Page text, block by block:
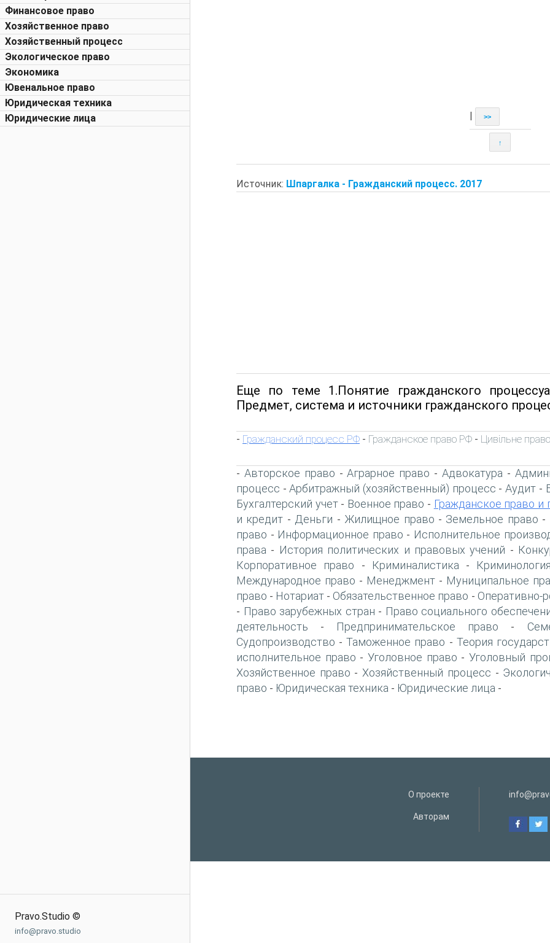
Финансовое право
Хозяйственное право
Хозяйственный процесс
Экологическое право
Экономика
Ювенальное право
Юридическая техника
Юридические лица
Pravo.Studio ©
info@pravo.studio
>>
↑
Источник: Шпаргалка - Гражданский процесс. 2017
Еще по теме 1.Понятие гражданского
Предмет, система и источники гражданского
- Гражданский процесс РФ - Гражданское право РФ - Цивільне
- Авторское право -Аграрное право - Адвокатура -
процесс -Арбитражный (хозяйственный) процесс -Аудит -
Бухгалтерский учет- Военное право - Гражданское право и
и кредит - Деньги - Жилищное право - Земельное право -
право - Информационное право - Исполнительное
права - История политических и правовых учений -
Корпоративное право - Криминалистика - Криминология
Международное право - Менеджмент - Муниципальное
право - Нотариат - Обязательственное право - Оперативно-
- Право зарубежных стран - Право социального
деятельность - Предпринимательское право -
Судопроизводство -Таможенное право - Теория
исполнительное право -Уголовное право -Уголовный
Хозяйственное право - Хозяйственный процесс -
право - Юридическая техника - Юридические лица -
О проекте
Авторам